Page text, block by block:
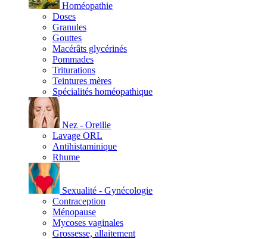
Homéopathie
Doses
Granules
Gouttes
Macérâts glycérinés
Pommades
Triturations
Teintures mères
Spécialités homéopathique
Nez - Oreille
Lavage ORL
Antihistaminique
Rhume
Sexualité - Gynécologie
Contraception
Ménopause
Mycoses vaginales
Grossesse, allaitement